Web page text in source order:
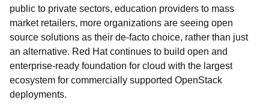
public to private sectors, education providers to mass
market retailers, more organizations are seeing open
source solutions as their de-facto choice, rather than just
an alternative. Red Hat continues to build open and
enterprise-ready foundation for cloud with the largest
ecosystem for commercially supported OpenStack
deployments.